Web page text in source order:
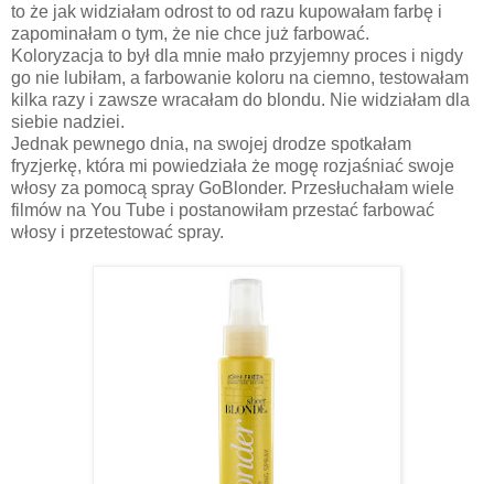
to że jak widziałam odrost to od razu kupowałam farbę i
zapominałam o tym, że nie chce już farbować.
Koloryzacja to był dla mnie mało przyjemny proces i nigdy
go nie lubiłam, a farbowanie koloru na ciemno, testowałam
kilka razy i zawsze wracałam do blondu. Nie widziałam dla
siebie nadziei.
Jednak pewnego dnia, na swojej drodze spotkałam
fryzjerkę, która mi powiedziała że mogę rozjaśniać swoje
włosy za pomocą spray GoBlonder. Przesłuchałam wiele
filmów na You Tube i postanowiłam przestać farbować
włosy i przetestować spray.